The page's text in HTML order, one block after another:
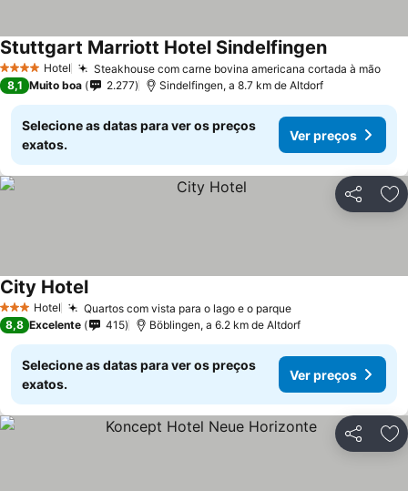
4 EstrelasHotel Steakhouse com carne bovina americana cortada à mãoVer
Stuttgart Marriott Hotel SindelfingenVer preços
8,1 Muito boa 2.277 Sindelfingen, a 8.7 km de Altdorf
Selecione as datas para ver os preços
exatos.
Ver preços
Partilhar
3 EstrelasHotel Quartos com vista para o lago e o parqueVer preços
City HotelVer preços
8,8 Excelente 415 Böblingen, a 6.2 km de Altdorf
Selecione as datas para ver os preços
exatos.
Ver preços
Partilhar